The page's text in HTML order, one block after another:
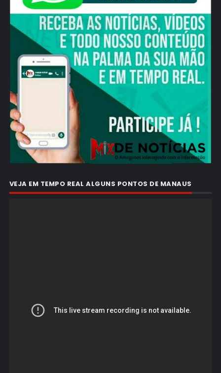
VEJA EM TEMPO REAL ALGUNS PONTOS DE MANAUS